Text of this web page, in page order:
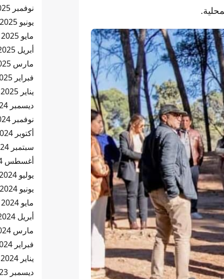
نوفمبر 2025
يونيو 2025
مايو 2025
أبريل 2025
مارس 2025
فبراير 2025
يناير 2025
ديسمبر 2024
نوفمبر 2024
أكتوبر 2024
سبتمبر 2024
أغسطس 2024
يوليو 2024
يونيو 2024
مايو 2024
أبريل 2024
مارس 2024
فبراير 2024
يناير 2024
ديسمبر 2023